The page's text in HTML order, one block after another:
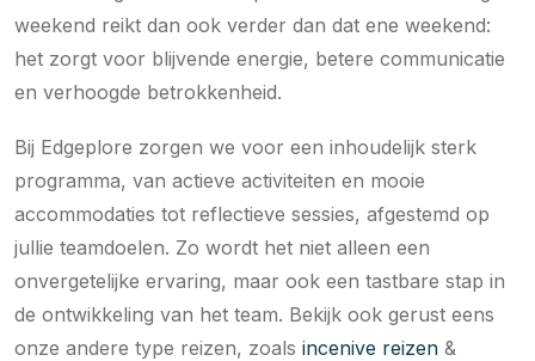
weekend reikt dan ook verder dan dat ene weekend:
het zorgt voor blijvende energie, betere communicatie
en verhoogde betrokkenheid.
Bij Edgeplore zorgen we voor een inhoudelijk sterk
programma, van actieve activiteiten en mooie
accommodaties tot reflectieve sessies, afgestemd op
jullie teamdoelen. Zo wordt het niet alleen een
onvergetelijke ervaring, maar ook een tastbare stap in
de ontwikkeling van het team. Bekijk ook gerust eens
onze andere type reizen, zoals incenive reizen &